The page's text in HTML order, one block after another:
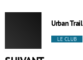
Urban
LE CLUB